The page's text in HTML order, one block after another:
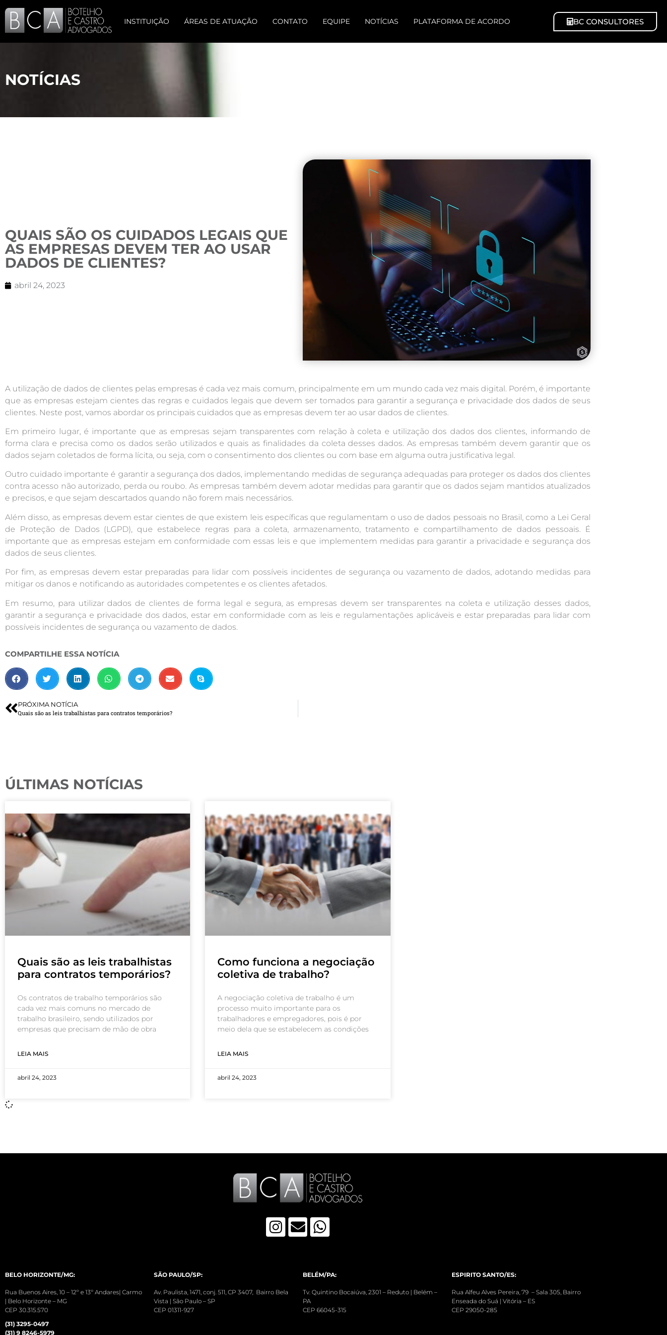
INSTITUIÇÃO ÁREAS DE ATUAÇÃO CONTATO EQUIPE NOTÍCIAS PLATAFORMA DE ACORDO BC CONSULTORES
NOTÍCIAS
QUAIS SÃO OS CUIDADOS LEGAIS QUE
AS EMPRESAS DEVEM TER AO USAR
DADOS DE CLIENTES?
abril 24, 2023
A utilização de dados de clientes pelas empresas é cada vez mais comum, principalmente em um mundo cada vez mais digital. Porém, é importante
que as empresas estejam cientes das regras e cuidados legais que devem ser tomados para garantir a segurança e privacidade dos dados de seus
clientes. Neste post, vamos abordar os principais cuidados que as empresas devem ter ao usar dados de clientes.
Em primeiro lugar, é importante que as empresas sejam transparentes com relação à coleta e utilização dos dados dos clientes, informando de
forma clara e precisa como os dados serão utilizados e quais as finalidades da coleta desses dados. As empresas também devem garantir que os
dados sejam coletados de forma lícita, ou seja, com o consentimento dos clientes ou com base em alguma outra justificativa legal.
Outro cuidado importante é garantir a segurança dos dados, implementando medidas de segurança adequadas para proteger os dados dos clientes
contra acesso não autorizado, perda ou roubo. As empresas também devem adotar medidas para garantir que os dados sejam mantidos atualizados
e precisos, e que sejam descartados quando não forem mais necessários.
Além disso, as empresas devem estar cientes de que existem leis específicas que regulamentam o uso de dados pessoais no Brasil, como a Lei Geral
de Proteção de Dados (LGPD), que estabelece regras para a coleta, armazenamento, tratamento e compartilhamento de dados pessoais. É
importante que as empresas estejam em conformidade com essas leis e que implementem medidas para garantir a privacidade e segurança dos
dados de seus clientes.
Por fim, as empresas devem estar preparadas para lidar com possíveis incidentes de segurança ou vazamento de dados, adotando medidas para
mitigar os danos e notificando as autoridades competentes e os clientes afetados.
Em resumo, para utilizar dados de clientes de forma legal e segura, as empresas devem ser transparentes na coleta e utilização desses dados,
garantir a segurança e privacidade dos dados, estar em conformidade com as leis e regulamentações aplicáveis e estar preparadas para lidar com
possíveis incidentes de segurança ou vazamento de dados.
COMPARTILHE ESSA NOTÍCIA
PRÓXIMA NOTÍCIA
Quais são as leis trabalhistas para contratos temporários?
ÚLTIMAS NOTÍCIAS
Quais são as leis trabalhistas
para contratos temporários?
Os contratos de trabalho temporários são
cada vez mais comuns no mercado de
trabalho brasileiro, sendo utilizados por
empresas que precisam de mão de obra
LEIA MAIS
abril 24, 2023
Como funciona a negociação
coletiva de trabalho?
A negociação coletiva de trabalho é um
processo muito importante para os
trabalhadores e empregadores, pois é por
meio dela que se estabelecem as condições
LEIA MAIS
abril 24, 2023
BELO HORIZONTE/MG:
Rua Buenos Aires, 10 – 12º e 13º Andares| Carmo
| Belo Horizonte – MG
CEP 30.315.570
(31) 3295-0497
(31) 9 8246-5979
SÃO PAULO/SP:
Av. Paulista, 1471, conj. 511, CP 3407, Bairro Bela
Vista | São Paulo – SP
CEP 01311-927
BELÉM/PA:
Tv. Quintino Bocaiúva, 2301 – Reduto | Belém –
PA
CEP 66045-315
ESPIRITO SANTO/ES:
Rua Alfeu Alves Pereira, 79 – Sala 305, Bairro
Enseada do Suá | Vitória – ES
CEP 29050-285